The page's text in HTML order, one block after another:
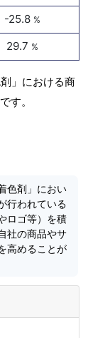
-25.8 %
29.7 %
」における商
す。
色剤」におい
行われている
ロゴ等）を積
社の商品やサ
高めることが